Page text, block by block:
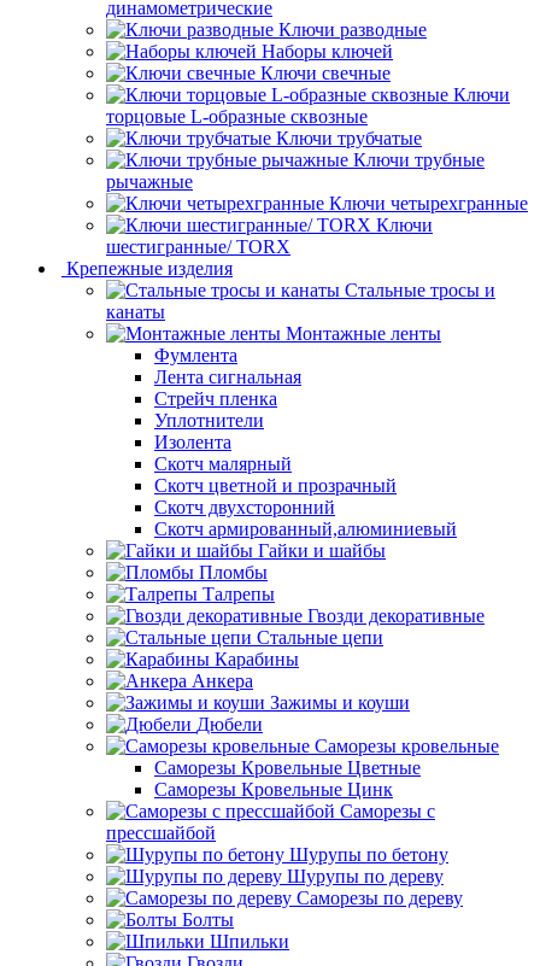
динамометрические
Ключи разводные
Наборы ключей
Ключи свечные
Ключи
торцовые L-образные сквозные
Ключи трубчатые
Ключи трубные
рычажные
Ключи четырехгранные
Ключи
шестигранные/ TORX
Крепежные изделия
Стальные тросы и
канаты
Монтажные ленты
Фумлента
Лента сигнальная
Стрейч пленка
Уплотнители
Изолента
Скотч малярный
Скотч цветной и прозрачный
Скотч двухсторонний
Скотч армированный,алюминиевый
Гайки и шайбы
Пломбы
Талрепы
Гвозди декоративные
Стальные цепи
Карабины
Анкера
Зажимы и коуши
Дюбели
Саморезы кровельные
Саморезы Кровельные Цветные
Саморезы Кровельные Цинк
Саморезы с
прессшайбой
Шурупы по бетону
Шурупы по дереву
Саморезы по дереву
Болты
Шпильки